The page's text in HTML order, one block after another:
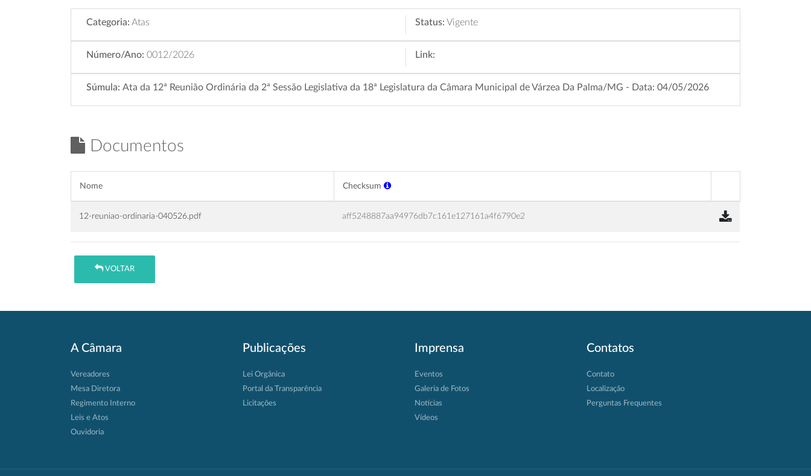
Categoria: Atas Status: Vigente
Número/Ano: 0012/2026 Link:
Súmula: Ata da 12ª Reunião Ordinária da 2ª Sessão Legislativa da 18ª Legislatura da Câmara Municipal de Várzea Da Palma/MG - Data: 04/05/2026
Documentos
Nome Checksum
12-reuniao-ordinaria-040526.pdf aff5248887aa94976db7c161e127161a4f6790e2
VOLTAR
A Câmara
Vereadores
Mesa Diretora
Regimento Interno
Leis e Atos
Ouvidoria
Publicações
Lei Orgânica
Portal da Transparência
Licitações
Imprensa
Eventos
Galeria de Fotos
Notícias
Vídeos
Contatos
Contato
Localização
Perguntas Frequentes